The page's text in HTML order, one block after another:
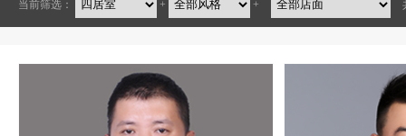
当前筛选： + +